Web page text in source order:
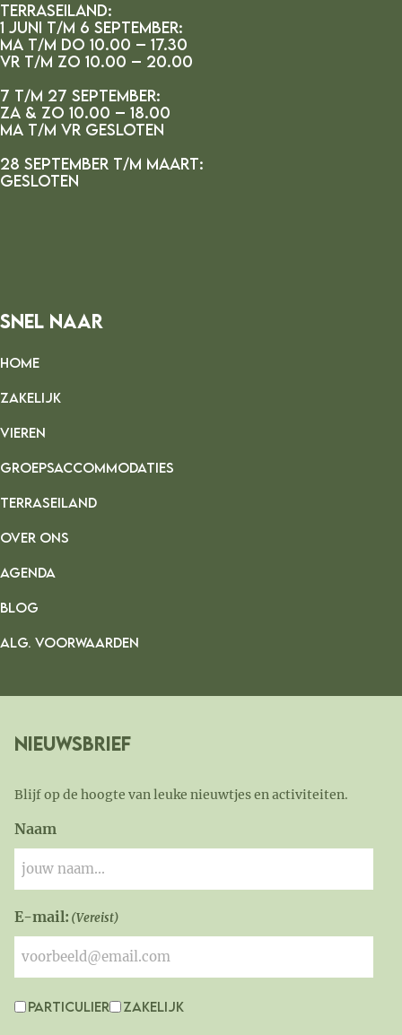
Terraseiland:
1 juni t/m 6 september:
ma t/m do 10.00 – 17.30
vr t/m zo 10.00 – 20.00
7 t/m 27 september:
za & zo 10.00 – 18.00
ma t/m vr gesloten
28 september t/m maart:
gesloten
Snel Naar
HOME
ZAKELIJK
VIEREN
GROEPSACCOMMODATIES
TERRASEILAND
OVER ONS
AGENDA
BLOG
ALG. VOORWAARDEN
Nieuwsbrief
Blijf op de hoogte van leuke nieuwtjes en activiteiten.
Naam
E-mail: (Vereist)
Interesse
Particulier Zakelijk